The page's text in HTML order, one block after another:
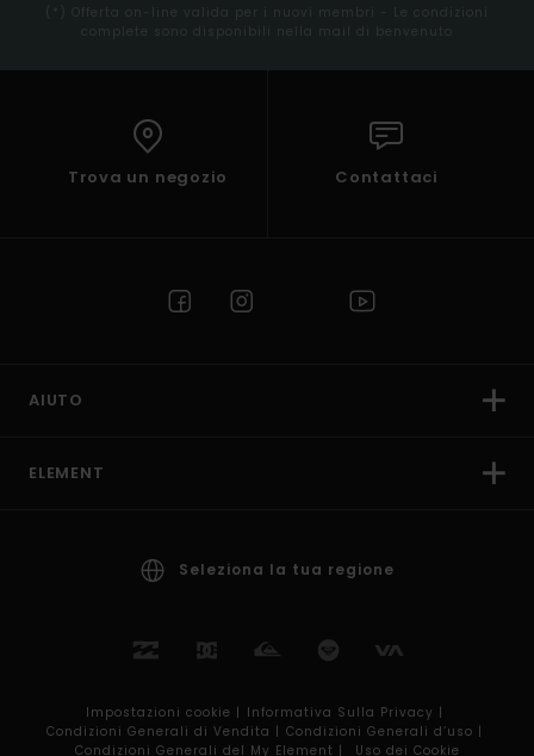
(*) Offerta on-line valida per i nuovi membri - Le condizioni
complete sono disponibili nella mail di benvenuto
Trova un negozio Contattaci
AIUTO
ELEMENT
Seleziona la tua regione
Impostazioni cookie | Informativa Sulla Privacy |
Condizioni Generali di Vendita | Condizioni Generali d’uso |
Condizioni Generali del My Element |
Uso dei Cookie